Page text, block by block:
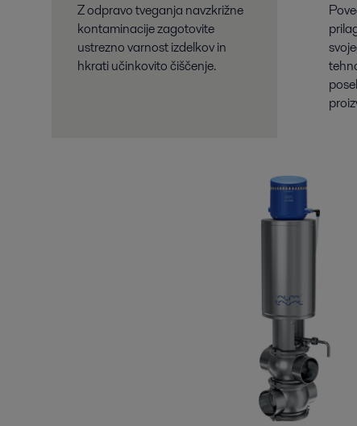
Z odpravo tveganja navzkrižne
kontaminacije zagotovite
ustrezno varnost izdelkov in
hkrati učinkovito čiščenje.